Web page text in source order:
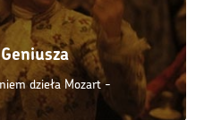
dzieła Mozart -